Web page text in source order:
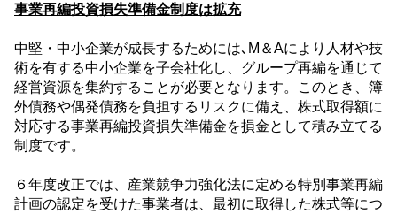
事業再編投資損失準備金制度は拡充
中堅・中小企業が成長するためには､ M ＆Aにより人材や技
術を有する中小企業を子会社化し、グループ再編を通じて
経営資源を集約することが必要となります。このとき、簿
外債務や偶発債務を負担するリスクに備え、株式取得額に
対応する事業再編投資損失準備金を損金として積み立てる
制度です。
６年度改正では、産業競争力強化法に定める特別事業再編
計画の認定を受けた事業者は、最初に取得した株式等につ